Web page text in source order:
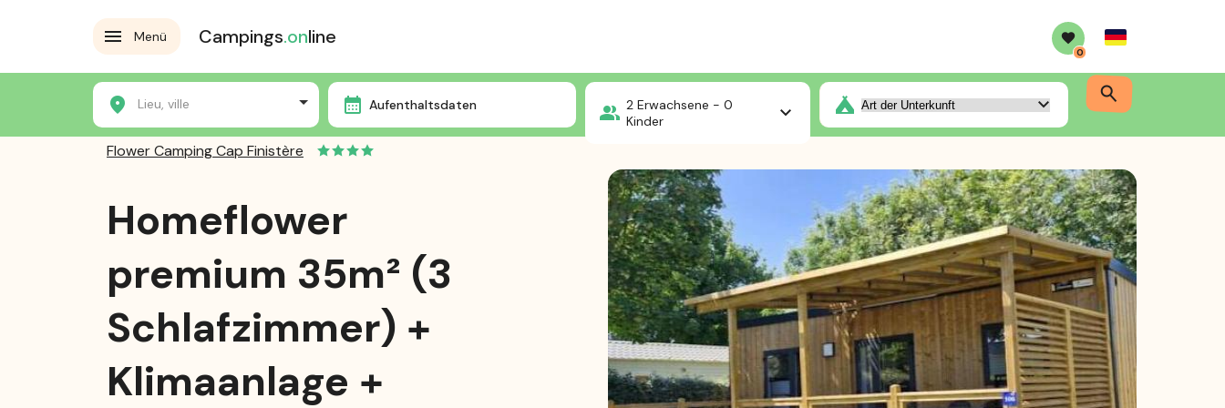
Menü Campings.online
0
German
Lieu, ville Aufenthaltsdaten 2Erwachsene - 0
Kinder
Home Die Campingplätze Flower Camping Cap Finistère Homeflower premium 35m² (3 Schlafzimmer) + Klimaanlage + halbüberdachte Terrasse + TV + Bettwäsche + Handtücher
Flower Camping Cap Finistère
Homeflower
premium 35m² (3
Schlafzimmer) +
Klimaanlage +